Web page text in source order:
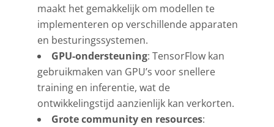
maakt het gemakkelijk om modellen te
implementeren op verschillende apparaten
en besturingssystemen.
GPU-ondersteuning: TensorFlow kan
gebruikmaken van GPU’s voor snellere
training en inferentie, wat de
ontwikkelingstijd aanzienlijk kan verkorten.
Grote community en resources: